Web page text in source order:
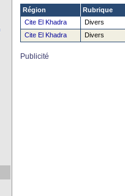
Région
Rubrique
Cite El Khadra
Divers
Cite El Khadra
Divers
Publicité